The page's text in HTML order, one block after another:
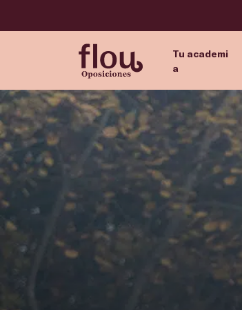
Tu academi
a